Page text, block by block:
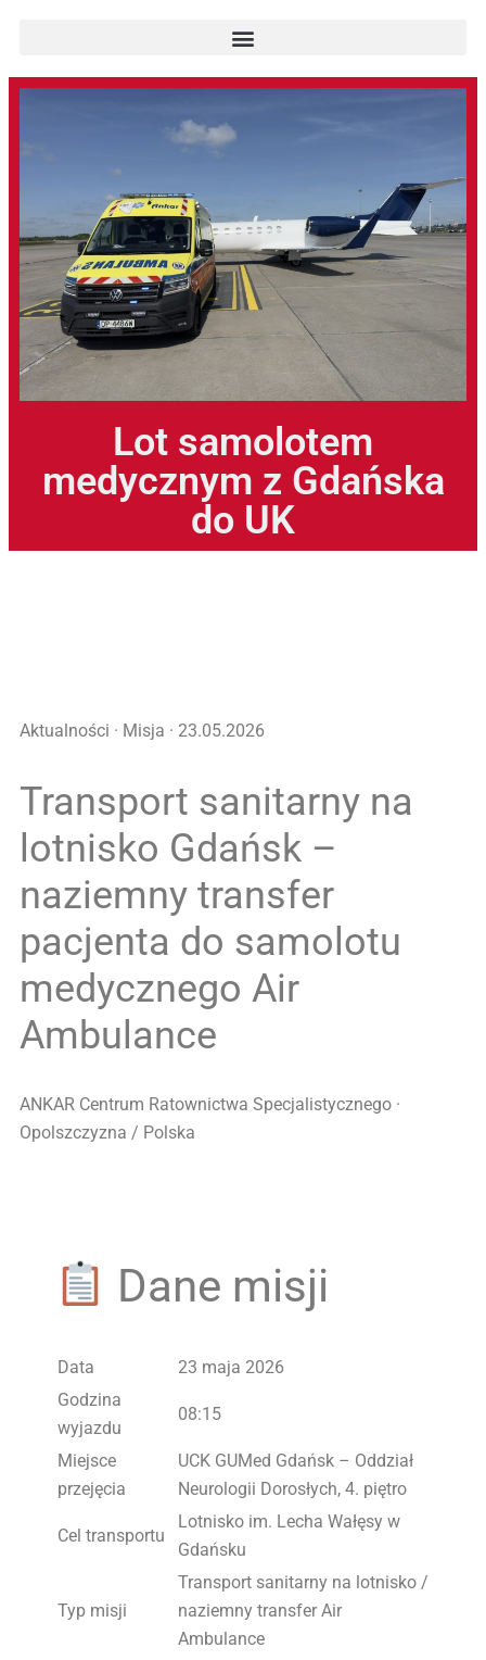
Lot samolotem
medycznym z Gdańska
do UK
Aktualności · Misja · 23.05.2026
Transport sanitarny na
lotnisko Gdańsk –
naziemny transfer
pacjenta do samolotu
medycznego Air
Ambulance
ANKAR Centrum Ratownictwa Specjalistycznego ·
Opolszczyzna / Polska
Dane misji
Data
23 maja 2026
Godzina
wyjazdu
08:15
Miejsce
przejęcia
UCK GUMed Gdańsk – Oddział
Neurologii Dorosłych, 4. piętro
Cel transportu
Lotnisko im. Lecha Wałęsy w
Gdańsku
Typ misji
Transport sanitarny na lotnisko /
naziemny transfer Air
Ambulance